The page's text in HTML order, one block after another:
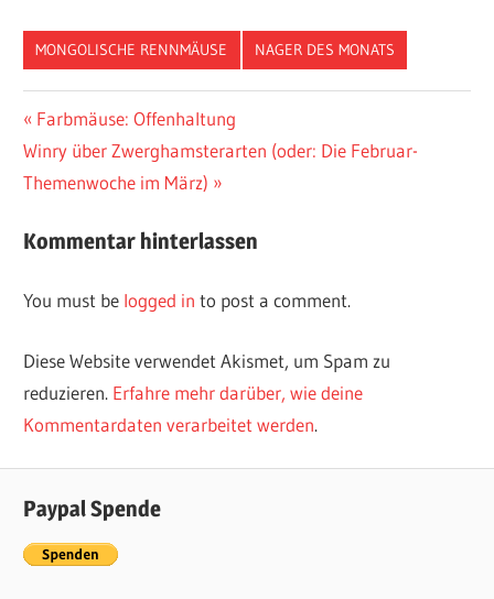
MONGOLISCHE RENNMÄUSE NAGER DES MONATS
Post
navigation
Vorheriger
Beitrag:
Farbmäuse: Offenhaltung
Nächster
Beitrag:
Winry über Zwerghamsterarten (oder: Die Februar-
Themenwoche im März)
Kommentar hinterlassen
You must be logged in to post a comment.
Diese Website verwendet Akismet, um Spam zu
reduzieren. Erfahre mehr darüber, wie deine
Kommentardaten verarbeitet werden.
Paypal Spende